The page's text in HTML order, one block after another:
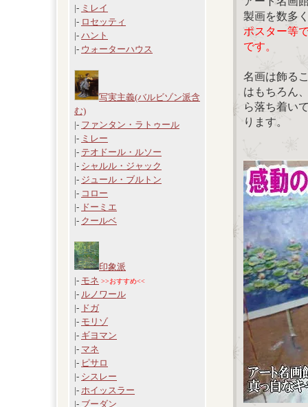
|- ミレイ
|- ロセッティ
|- ハント
|- ウォーターハウス
写実主義(バルビゾン派含
む)
|- ファンタン・ラトゥール
|- ミレー
|- テオドール・ルソー
|- シャルル・ジャック
|- ジュール・ブルトン
|- コロー
|- ドーミエ
|- クールベ
印象派
|- モネ >>おすすめ<<
|- ルノワール
|- ドガ
|- モリゾ
|- ギヨマン
|- マネ
|- ピサロ
|- シスレー
|- ホイッスラー
|- ブーダン
製画を数多
ポスター等
です。
名画は飾る
はもちろん
ら落ち着い
ります。